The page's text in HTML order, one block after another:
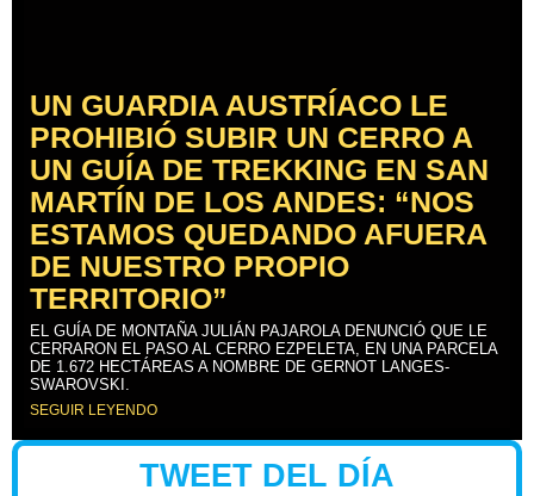
UN GUARDIA AUSTRÍACO LE
PROHIBIÓ SUBIR UN CERRO A
UN GUÍA DE TREKKING EN SAN
MARTÍN DE LOS ANDES: “NOS
ESTAMOS QUEDANDO AFUERA
DE NUESTRO PROPIO
TERRITORIO”
EL GUÍA DE MONTAÑA JULIÁN PAJAROLA DENUNCIÓ QUE LE
CERRARON EL PASO AL CERRO EZPELETA, EN UNA PARCELA
DE 1.672 HECTÁREAS A NOMBRE DE GERNOT LANGES-
SWAROVSKI.
SEGUIR LEYENDO
TWEET DEL DÍA